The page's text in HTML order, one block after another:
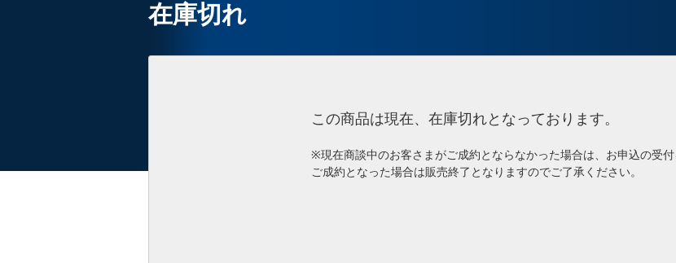
在庫切れ
この商品は現在、在庫切れとなっております。
※現在商談中のお客さまがご成約とならなかった場合は、お申込の受付
ご成約となった場合は販売終了となりますのでご了承ください。